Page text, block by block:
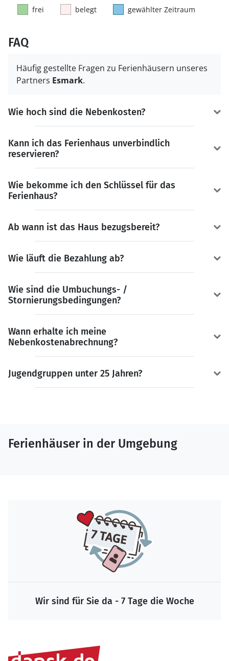
frei belegt gewählter Zeitraum
FAQ
Häufig gestellte Fragen zu Ferienhäusern unseres
Partners Esmark.
Wie hoch sind die Nebenkosten?
Kann ich das Ferienhaus unverbindlich
reservieren?
Wie bekomme ich den Schlüssel für das
Ferienhaus?
Ab wann ist das Haus bezugsbereit?
Wie läuft die Bezahlung ab?
Wie sind die Umbuchungs- /
Stornierungsbedingungen?
Wann erhalte ich meine
Nebenkostenabrechnung?
Jugendgruppen unter 25 Jahren?
Ferienhäuser in der Umgebung
Wir sind für Sie da - 7 Tage die Woche